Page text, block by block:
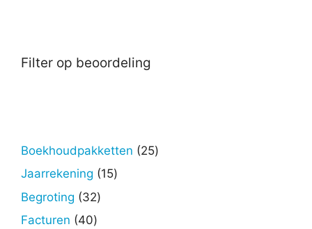
Filter op beoordeling
Boekhoudpakketten 2525
Jaarrekening 1515
Begroting 3232
Facturen 4040